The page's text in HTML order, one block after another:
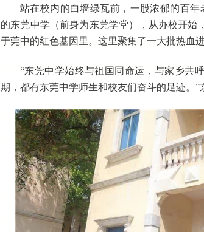
站在校内的白墙绿瓦前，一股浓郁的百年
的东莞中学（前身为东莞学堂），从办校开始
于莞中的红色基因里。这里聚集了一大批热血
“东莞中学始终与祖国同命运，与家乡共
期，都有东莞中学师生和校友们奋斗的足迹。”